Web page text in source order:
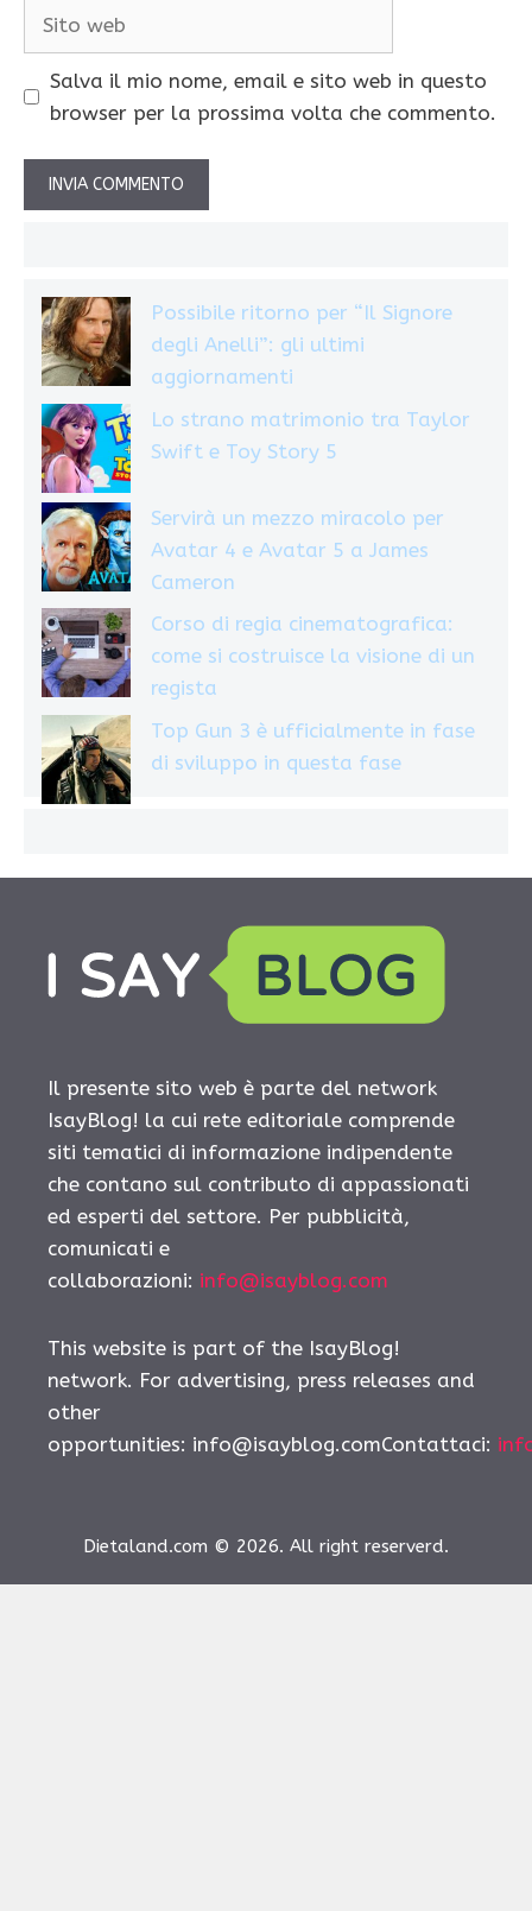
Salva il mio nome, email e sito web in questo
browser per la prossima volta che commento.
Possibile ritorno per “Il Signore
degli Anelli”: gli ultimi
aggiornamenti
Lo strano matrimonio tra Taylor
Swift e Toy Story 5
Servirà un mezzo miracolo per
Avatar 4 e Avatar 5 a James
Cameron
Corso di regia cinematografica:
come si costruisce la visione di un
regista
Top Gun 3 è ufficialmente in fase
di sviluppo in questa fase
Il presente sito web è parte del network
IsayBlog! la cui rete editoriale comprende
siti tematici di informazione indipendente
che contano sul contributo di appassionati
ed esperti del settore. Per pubblicità,
comunicati e
collaborazioni: info@isayblog.com
This website is part of the IsayBlog!
network. For advertising, press releases and
other
opportunities: info@isayblog.comContattaci:
Dietaland.com © 2026. All right reserverd.